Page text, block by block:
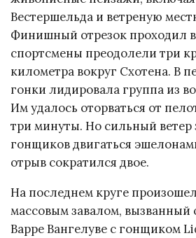
Вестершельда и ветреную
Финишный отрезок проходил в
спортсмены преодолели три
километра вокруг Схотена. В
гонки лидировала группа из
Им удалось оторваться от
три минуты. Но сильный ветер
гонщиков двигаться
отрыв сократился двое.
На последнем круге
массовым завалом, вызванный
Варре Вангелуве с гонщиком